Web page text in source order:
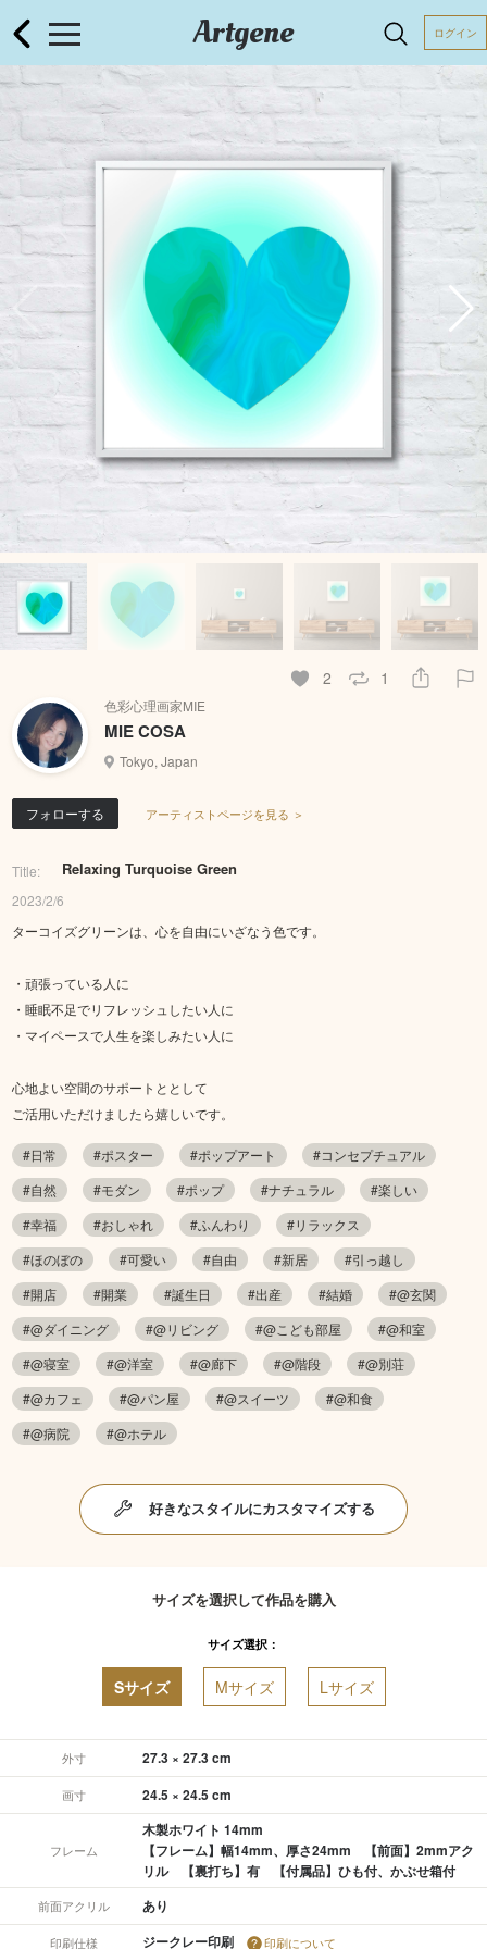
Artgene ログイン
2 1
色彩心理画家MIE
MIE COSA
Tokyo, Japan
フォローする アーティストページを見る ＞
Title: Relaxing Turquoise Green
2023/2/6
ターコイズグリーンは、心を自由にいざなう色です。
・頑張っている人に
・睡眠不足でリフレッシュしたい人に
・マイペースで人生を楽しみたい人に
心地よい空間のサポートととして
ご活用いただけましたら嬉しいです。
#日常 #ポスター #ポップアート
#コンセプチュアル
#自然
#モダン #ポップ #ナチュラル
#楽しい
#幸福
#おしゃれ #ふんわり
#リラックス
#ほのぼの
#可愛い #自由 #新居
#引っ越し
#開店
#開業 #誕生日 #出産 #結婚
#@玄関
#@ダイニング
#@リビング #@こども部屋
#@和室
#@寝室
#@洋室 #@廊下 #@階段
#@別荘
#@カフェ
#@パン屋 #@スイーツ
#@和食
#@病院
#@ホテル
好きなスタイルにカスタマイズする
サイズを選択して作品を購入
サイズ選択：
Sサイズ Mサイズ Lサイズ
外寸 27.3 × 27.3 cm
画寸 24.5 × 24.5 cm
フレーム
木製ホワイト 14mm
【フレーム】幅14mm、厚さ24mm 【前面】2mmアク
リル 【裏打ち】有 【付属品】ひも付、かぶせ箱付
前面アクリル あり
印刷仕様 ジークレー印刷 印刷について